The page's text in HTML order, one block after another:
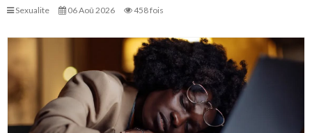
Sexualite 06 Aoû 2026 458 fois